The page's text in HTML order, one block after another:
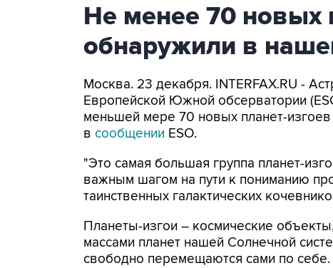
Не менее 70 новых
обнаружили в
Москва. 23 декабря. INTERFAX.RU -
Европейской Южной обсерватории
меньшей мере 70 новых планет-
в сообщении ESO.
"Это самая большая группа планет-
важным шагом на пути к пониманию
таинственных галактических
Планеты-изгои – космические
массами планет нашей Солнечной
свободно перемещаются сами по себе.